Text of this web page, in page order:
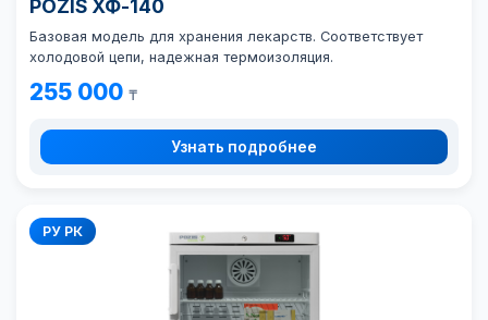
POZIS ХФ-140
Базовая модель для хранения лекарств. Соответствует
холодовой цепи, надежная термоизоляция.
255 000 ₸
Узнать подробнее
РУ РК